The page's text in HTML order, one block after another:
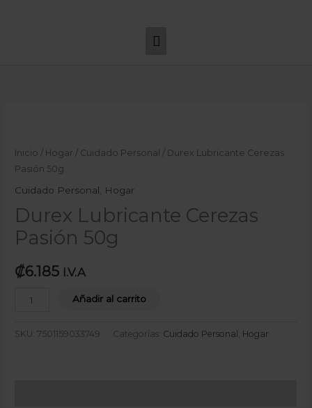
principal
Inicio / Hogar / Cuidado Personal / Durex Lubricante Cerezas
Pasión 50g
Cuidado Personal Hogar
Durex Lubricante Cerezas
Pasión 50g
₡6.185 I.V.A
Cerezas
Pasión
50g
Añadir al carrito
SKU:7501159033749 Categorías: Cuidado Personal Hogar